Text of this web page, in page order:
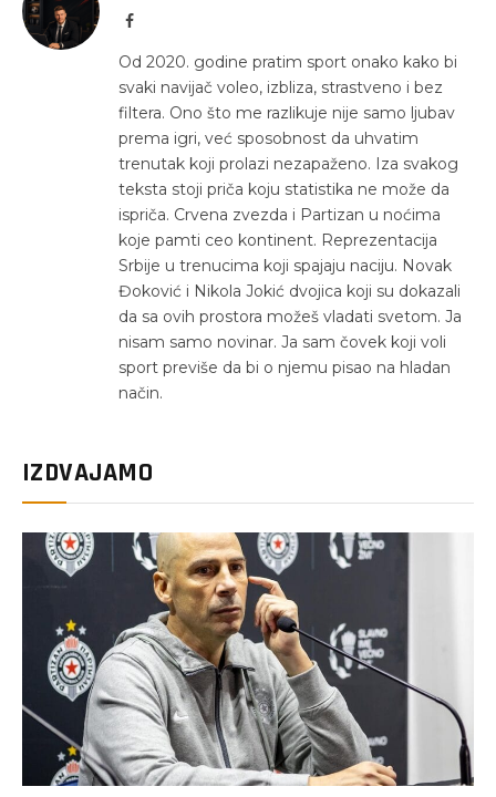
Facebook
Od 2020. godine pratim sport onako kako bi
svaki navijač voleo, izbliza, strastveno i bez
filtera. Ono što me razlikuje nije samo ljubav
prema igri, već sposobnost da uhvatim
trenutak koji prolazi nezapaženo. Iza svakog
teksta stoji priča koju statistika ne može da
ispriča. Crvena zvezda i Partizan u noćima
koje pamti ceo kontinent. Reprezentacija
Srbije u trenucima koji spajaju naciju. Novak
Đoković i Nikola Jokić dvojica koji su dokazali
da sa ovih prostora možeš vladati svetom. Ja
nisam samo novinar. Ja sam čovek koji voli
sport previše da bi o njemu pisao na hladan
način.
IZDVAJAMO